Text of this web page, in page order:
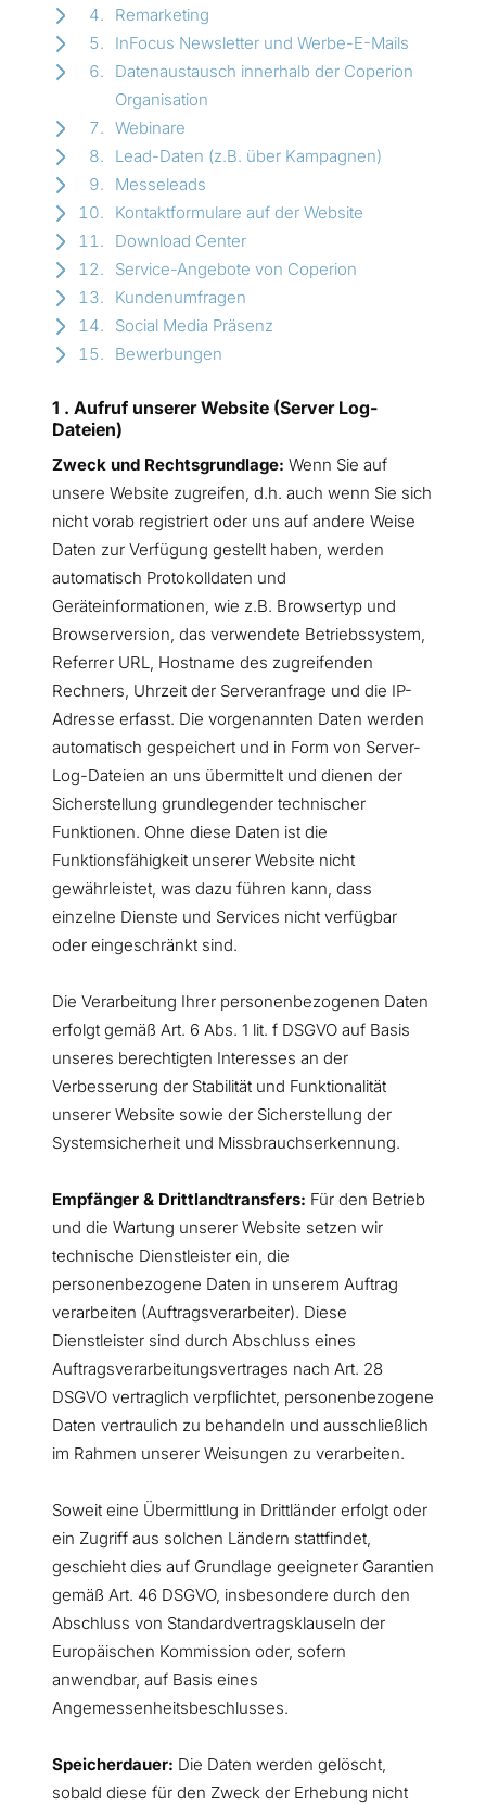
Remarketing
InFocus Newsletter und Werbe-E-Mails
Datenaustausch innerhalb der Coperion
Organisation
Webinare
Lead-Daten (z.B. über Kampagnen)
Messeleads
Kontaktformulare auf der Website
Download Center
Service-Angebote von Coperion
Kundenumfragen
Social Media Präsenz
Bewerbungen
1 . Aufruf unserer Website (Server Log-
Dateien)
Zweck und Rechtsgrundlage: Wenn Sie auf
unsere Website zugreifen, d.h. auch wenn Sie sich
nicht vorab registriert oder uns auf andere Weise
Daten zur Verfügung gestellt haben, werden
automatisch Protokolldaten und
Geräteinformationen, wie z.B. Browsertyp und
Browserversion, das verwendete Betriebssystem,
Referrer URL, Hostname des zugreifenden
Rechners, Uhrzeit der Serveranfrage und die IP-
Adresse erfasst. Die vorgenannten Daten werden
automatisch gespeichert und in Form von Server-
Log-Dateien an uns übermittelt und dienen der
Sicherstellung grundlegender technischer
Funktionen. Ohne diese Daten ist die
Funktionsfähigkeit unserer Website nicht
gewährleistet, was dazu führen kann, dass
einzelne Dienste und Services nicht verfügbar
oder eingeschränkt sind.
Die Verarbeitung Ihrer personenbezogenen Daten
erfolgt gemäß Art. 6 Abs. 1 lit. f DSGVO auf Basis
unseres berechtigten Interesses an der
Verbesserung der Stabilität und Funktionalität
unserer Website sowie der Sicherstellung der
Systemsicherheit und Missbrauchserkennung.
Empfänger & Drittlandtransfers: Für den Betrieb
und die Wartung unserer Website setzen wir
technische Dienstleister ein, die
personenbezogene Daten in unserem Auftrag
verarbeiten (Auftragsverarbeiter). Diese
Dienstleister sind durch Abschluss eines
Auftragsverarbeitungsvertrages nach Art. 28
DSGVO vertraglich verpflichtet, personenbezogene
Daten vertraulich zu behandeln und ausschließlich
im Rahmen unserer Weisungen zu verarbeiten.
Soweit eine Übermittlung in Drittländer erfolgt oder
ein Zugriff aus solchen Ländern stattfindet,
geschieht dies auf Grundlage geeigneter Garantien
gemäß Art. 46 DSGVO, insbesondere durch den
Abschluss von Standardvertragsklauseln der
Europäischen Kommission oder, sofern
anwendbar, auf Basis eines
Angemessenheitsbeschlusses.
Speicherdauer: Die Daten werden gelöscht,
sobald diese für den Zweck der Erhebung nicht